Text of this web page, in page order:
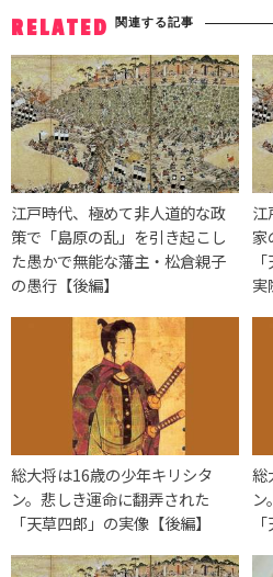
RELATED 関連する記事
江戸時代、極めて非人道的な政
策で「島原の乱」を引き起こし
た愚かで無能な藩主・松倉親子
の愚行【後編】
江
家
実
総大将は16歳の少年キリシタ
ン。悲しき運命に翻弄された
「天草四郎」の実像【後編】
総